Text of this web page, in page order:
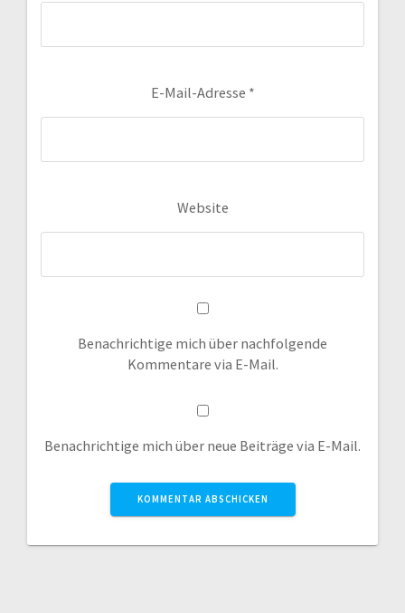
E-Mail-Adresse *
Website
Benachrichtige mich über nachfolgende
Kommentare via E-Mail.
Benachrichtige mich über neue Beiträge via E-Mail.